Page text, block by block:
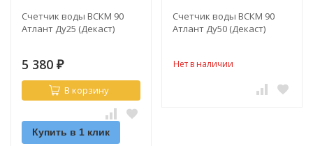
Счетчик воды ВСКМ 90
Атлант Ду25 (Декаст)
5 380 ₽
В корзину
Купить в 1 клик
Счетчик воды ВСКМ 90
Атлант Ду50 (Декаст)
Нет в наличии